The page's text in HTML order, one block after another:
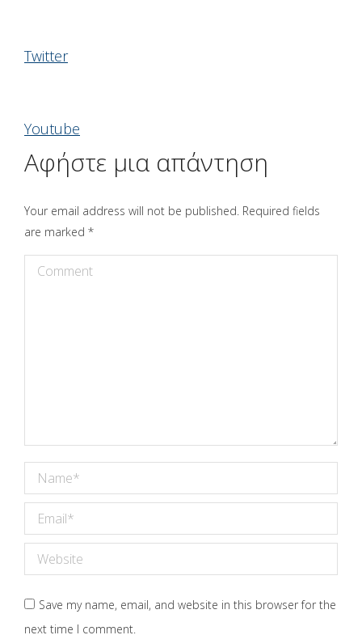
Twitter
Youtube
Αφήστε μια απάντηση
Your email address will not be published. Required fields
are marked *
Comment
Name *
Email *
Website
Save my name, email, and website in this browser for the
next time I comment.